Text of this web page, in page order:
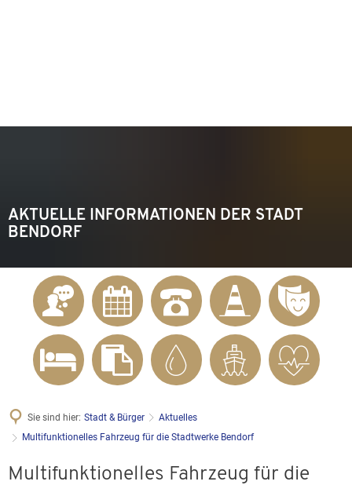
AKTUELLE INFORMATIONEN DER STADT
BENDORF
Sie sind hier: Stadt & Bürger
Aktuelles
Multifunktionelles Fahrzeug für die Stadtwerke Bendorf
Multifunktionelles Fahrzeug für die